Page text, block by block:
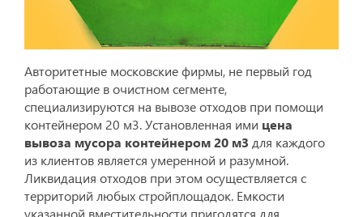
Авторитетные московские фирмы, не первый год
работающие в очистном сегменте,
специализируются на вывозе отходов при помощи
контейнером 20 м3. Установленная ими цена
вывоза мусора контейнером 20 м3 для каждого
из клиентов является умеренной и разумной.
Ликвидация отходов при этом осуществляется с
территорий любых стройплощадок. Емкости